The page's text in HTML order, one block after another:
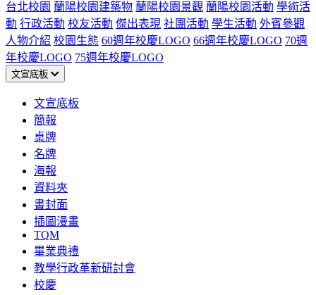
台北校園 蘭陽校園建築物 蘭陽校園景觀 蘭陽校園活動 學術活
動 行政活動 校友活動 傑出表現 社團活動 學生活動 外賓參觀
人物介紹 校園生態 60週年校慶LOGO 66週年校慶LOGO 70週
年校慶LOGO 75週年校慶LOGO
文宣底板
文宣底板
簡報
桌牌
名牌
海報
資料夾
書封面
插圖漫畫
TQM
畢業典禮
教學行政革新研討會
校慶